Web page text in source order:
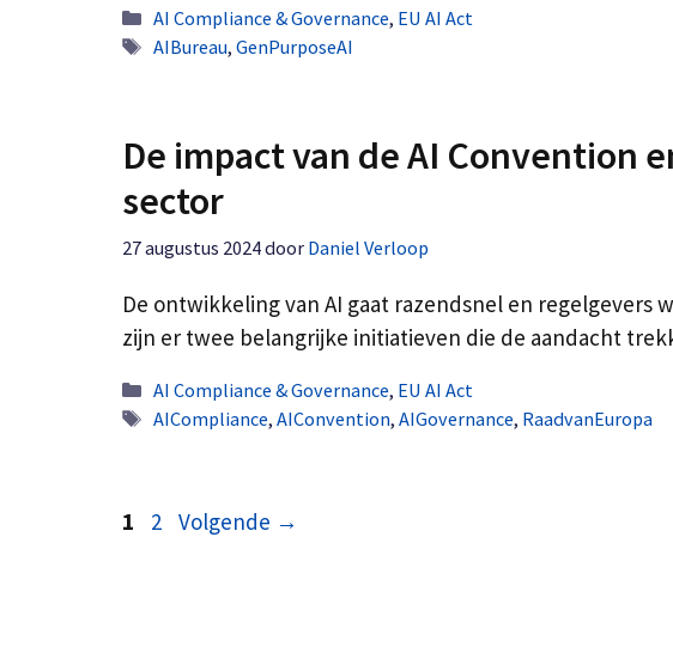
Categorieën
AI Compliance & Governance, EU AI Act
Tags
AIBureau, GenPurposeAI
De impact van de AI Convention
sector
27 augustus 2024door Daniel Verloop
De ontwikkeling van AI gaat razendsnel en regelgevers
zijn er twee belangrijke initiatieven die de aandacht
Categorieën
AI Compliance & Governance, EU AI Act
Tags
AICompliance, AIConvention, AIGovernance, RaadvanEuropa
Pagina
1 Pagina
2 Volgende →